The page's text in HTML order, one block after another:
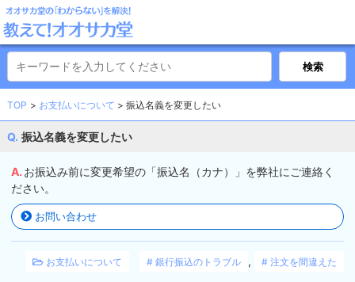
TOP お支払いについて 振込名義を変更したい
振込名義を変更したい
お振込み前に変更希望の「振込名（カナ）」を弊社にご連絡く
ださい。
お問い合わせ
お支払いについて 銀行振込のトラブル , 注文を間違えた